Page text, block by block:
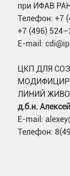
при ИФАВ
Телефон: +7
+7 (496)
E-mail:
ЦКП ДЛЯ
ЛИНИЙ
д.б.н.
E-mail:
Телефон: